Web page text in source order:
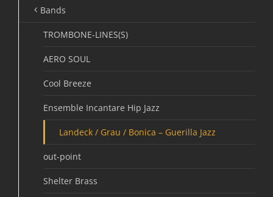
Bands
TROMBONE-LINES(S)
AERO SOUL
Cool Breeze
Ensemble Incantare Hip Jazz
Landeck / Grau / Bonica – Guerilla Jazz
out-point
Shelter Brass